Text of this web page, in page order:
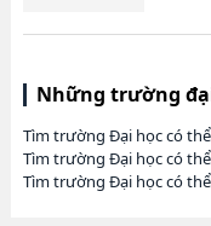
Những trường
Tìm trường Đại học có
Tìm trường Đại học có
Tìm trường Đại học có